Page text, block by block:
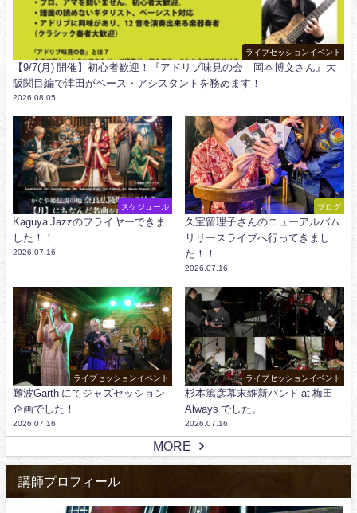
ライブセッションイベント
【9/7(月) 開催】初心者歓迎！『アドリブ味見の会 岡本博文さん』大
阪関目編で津田がベース・アシスタントを務めます！
2026.08.05
スケジュール
Kaguya Jazzのフライヤーできま
した！！
2026.07.16
ブログ
久宝留理子さんのニューアルバム
リリースライブへ行ってきまし
た！！
2026.07.16
ライブセッションイベント
難波Garth にてジャズセッション
企画でした！
2026.07.16
ライブセッションイベント
杉本篤彦幕末維新バンド at 梅田
Always でした。
2026.07.16
MORE
講師プロフィール